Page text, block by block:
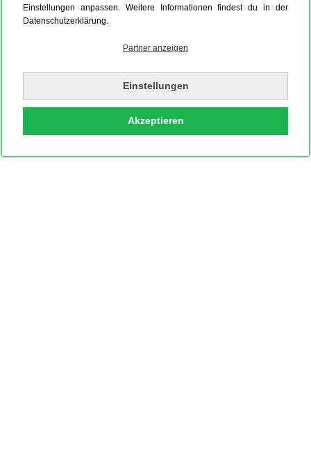
Einstellungen anpassen. Weitere Informationen findest du in der
Datenschutzerklärung.
Partner anzeigen
Einstellungen
Akzeptieren